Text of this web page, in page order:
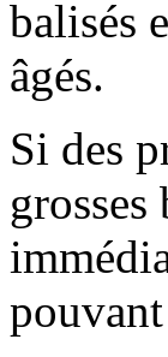
balisés
âgés.
Si des